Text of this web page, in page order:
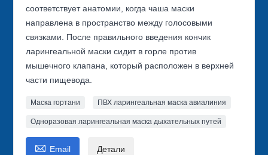
соответствует анатомии, когда чаша маски
направлена в пространство между голосовыми
связками. После правильного введения кончик
ларингеальной маски сидит в горле против
мышечного клапана, который расположен в верхней
части пищевода.
Маска гортани ПВХ ларингеальная маска авиалиния
Одноразовая ларингеальная маска дыхательных путей
 Email Детали